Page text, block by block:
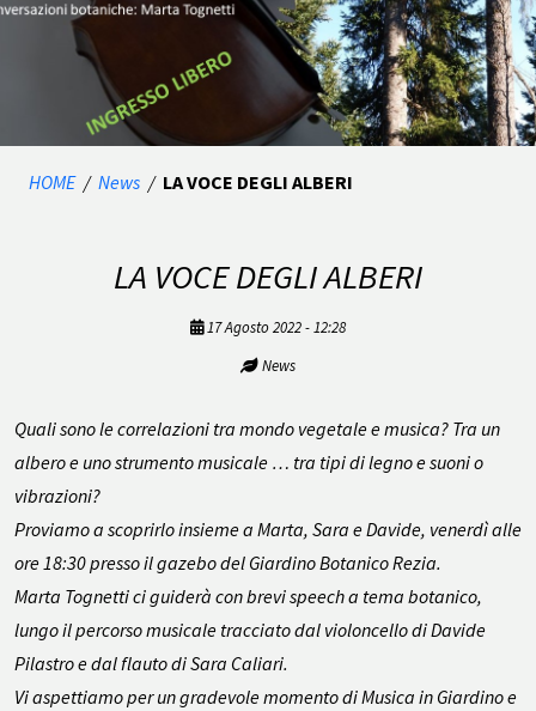
HOME / News / LA VOCE DEGLI ALBERI
LA VOCE DEGLI ALBERI
17 Agosto 2022 - 12:28
News
Quali sono le correlazioni tra mondo vegetale e musica? Tra un
albero e uno strumento musicale … tra tipi di legno e suoni o
vibrazioni?
Proviamo a scoprirlo insieme a Marta, Sara e Davide, venerdì alle
ore 18:30 presso il gazebo del Giardino Botanico Rezia.
Marta Tognetti ci guiderà con brevispeecha tema botanico,
lungo il percorso musicale tracciato dal violoncello di Davide
Pilastro e dal flauto di Sara Caliari.
Vi aspettiamo per un gradevole momento di Musica in Giardino e